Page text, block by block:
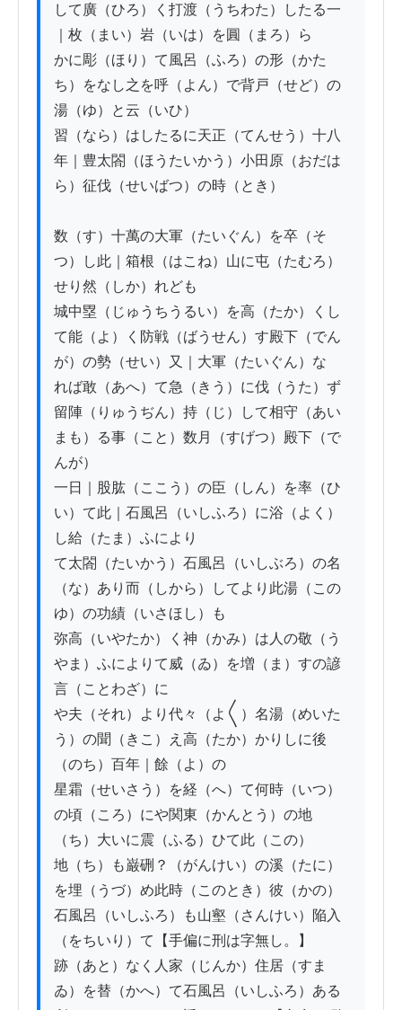
して廣（ひろ）く打渡（うちわた）したる一
｜枚（まい）岩（いは）を圓（まろ）ら
かに彫（ほり）て風呂（ふろ）の形（かた
ち）をなし之を呼（よん）で背戸（せど）の
湯（ゆ）と云（いひ）
習（なら）はしたるに天正（てんせう）十八
年｜豊太閤（ほうたいかう）小田原（おだは
ら）征伐（せいばつ）の時（とき）
数（す）十萬の大軍（たいぐん）を卒（そ
つ）し此｜箱根（はこね）山に屯（たむろ）
せり然（しか）れども
城中塁（じゅうちうるい）を高（たか）くし
て能（よ）く防戦（ばうせん）す殿下（でん
が）の勢（せい）又｜大軍（たいぐん）な
れば敢（あへ）て急（きう）に伐（うた）ず
留陣（りゅうぢん）持（じ）して相守（あい
まも）る事（こと）数月（すげつ）殿下（で
んが）
一日｜股肱（ここう）の臣（しん）を率（ひ
い）て此｜石風呂（いしふろ）に浴（よく）
し給（たま）ふにより
て太閤（たいかう）石風呂（いしぶろ）の名
（な）あり而（しから）してより此湯（この
ゆ）の功績（いさほし）も
弥高（いやたか）く神（かみ）は人の敬（う
やま）ふによりて威（ゐ）を増（ま）すの諺
言（ことわざ）に
や夫（それ）より代々（よ〱）名湯（めいた
う）の聞（きこ）え高（たか）かりしに後
（のち）百年｜餘（よ）の
星霜（せいさう）を経（へ）て何時（いつ）
の頃（ころ）にや関東（かんとう）の地
（ち）大いに震（ふる）ひて此（この）
地（ち）も巌硎？（がんけい）の溪（たに）
を埋（うづ）め此時（このとき）彼（かの）
石風呂（いしふろ）も山壑（さんけい）陥入
（をちいり）て【手偏に刑は字無し。】
跡（あと）なく人家（じんか）住居（すま
ゐ）を替（かへ）て石風呂（いしふろ）ある